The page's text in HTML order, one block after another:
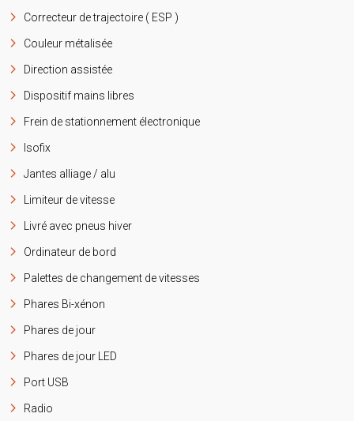
Correcteur de trajectoire ( ESP )
Couleur métalisée
Direction assistée
Dispositif mains libres
Frein de stationnement électronique
Isofix
Jantes alliage / alu
Limiteur de vitesse
Livré avec pneus hiver
Ordinateur de bord
Palettes de changement de vitesses
Phares Bi-xénon
Phares de jour
Phares de jour LED
Port USB
Radio